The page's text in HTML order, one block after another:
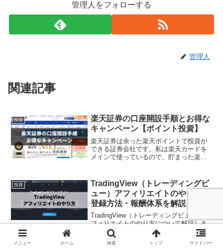
管理人をフォローする
管理人
関連記事
投資
楽天証券の口座開設手順とお得な
キャンペーン【ポイント投資】
楽天証券は余った楽天ポイントで投資が
できる証券会社です。私は楽天カードを
メインで使っているので、貯まった楽天
券でポイント投資を始めることにしまし
た。せっかくなので、少し...
投資
TradingView（トレーディングビ
ュー）アフィリエイトのやり方｜
登録方法・報酬体系を解説
TradingView（トレーディングビュー）ア
フィリエイトのやり方について解説しま
す。TradingViewは、仮想通貨はもちろ
ん、株、為替、先物などのチャートを表
示することができ、様々な分析に便利な
メニュー ホーム 検索 トップ サイドバー